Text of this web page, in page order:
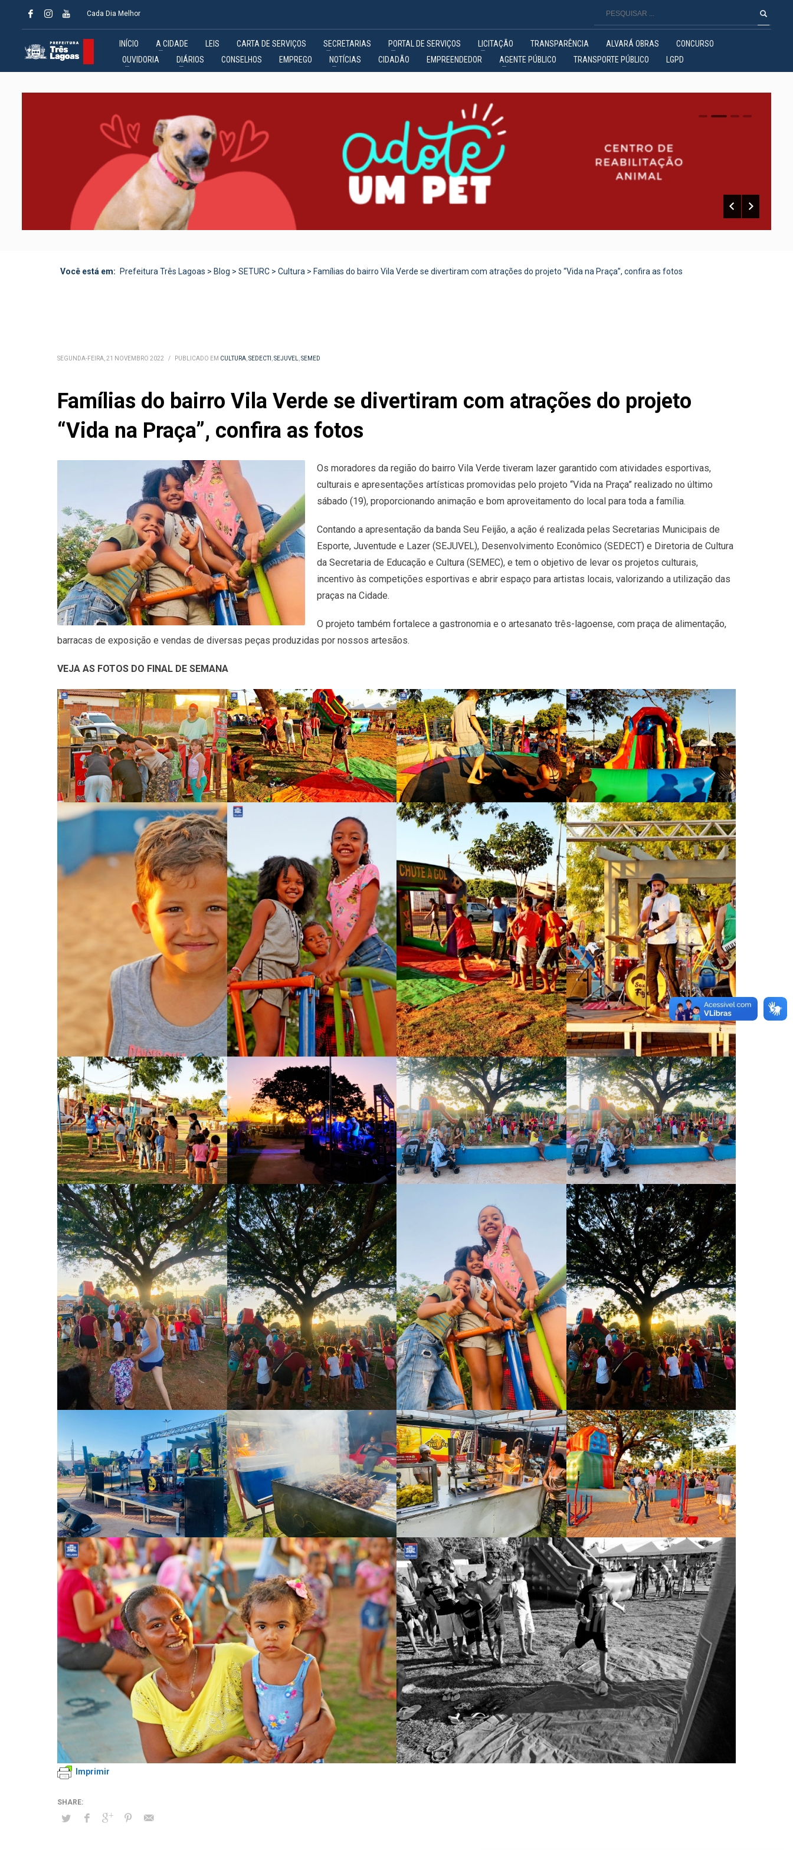
Cada Dia Melhor
INÍCIO A CIDADE LEIS CARTA DE SERVIÇOS SECRETARIAS PORTAL DE SERVIÇOS LICITAÇÃO TRANSPARÊNCIA ALVARÁ OBRAS
CONCURSO
OUVIDORIA
DIÁRIOS CONSELHOS EMPREGO NOTÍCIAS CIDADÃO EMPREENDEDOR AGENTE PÚBLICO TRANSPORTE PÚBLICO LGPD
0 1 2
Você está em: Prefeitura Três Lagoas > Blog > SETURC > Cultura > Famílias do bairro Vila Verde se divertiram com atrações do projeto “Vida na Praça”, confira as fotos
SEGUNDA-FEIRA, 21 NOVEMBRO 2022 / PUBLICADO EM CULTURA,SEDECTI ,SEJUVEL,SEMED
Famílias do bairro Vila Verde se divertiram com atrações do projeto
“Vida na Praça”, confira as fotos
Os moradores da região do bairro Vila Verde tiveram lazer garantido com atividades esportivas,
culturais e apresentações artísticas promovidas pelo projeto “Vida na Praça” realizado no último
sábado (19), proporcionando animação e bom aproveitamento do local para toda a família.
Contando a apresentação da banda Seu Feijão, a ação é realizada pelas Secretarias Municipais de
Esporte, Juventude e Lazer (SEJUVEL), Desenvolvimento Econômico (SEDECT) e Diretoria de Cultura
da Secretaria de Educação e Cultura (SEMEC), e tem o objetivo de levar os projetos culturais,
incentivo às competições esportivas e abrir espaço para artistas locais, valorizando a utilização das
praças na Cidade.
O projeto também fortalece a gastronomia e o artesanato três-lagoense, com praça de alimentação,
barracas de exposição e vendas de diversas peças produzidas por nossos artesãos.
VEJA AS FOTOS DO FINAL DE SEMANA
Imprimir